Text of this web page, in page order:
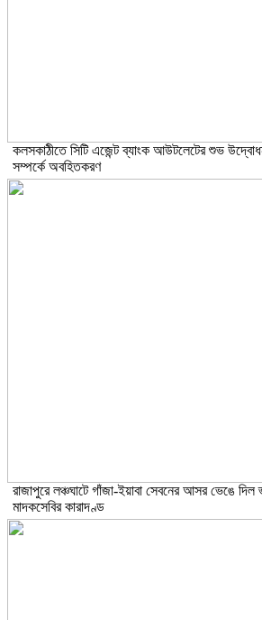
কলসকাঠীতে সিটি এজেন্ট ব্যাংক আউটলেটের শুভ
সম্পর্কে অবহিতকরণ
রাজাপুরে লঞ্চঘাটে গাঁজা-ইয়াবা সেবনের আসর ভেঙে
মাদকসেবির কারাদণ্ড